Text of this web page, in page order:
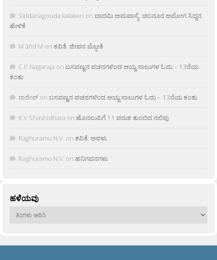
Siddanagouda kalakeri on ಬಾದಮಿ ಅಮವಾಸ್ಯೆ: ಚಬನೂರ ಅಮೋಗ ಸಿದ್ದನ
ಹೇಳಿಕೆ
M âñd M on ಕವಿತೆ: ಜೀವನ ಜ್ಯೋತಿ
C.P.Nagaraja on ಬಸವಣ್ಣನ ವಚನಗಳಿಂದ ಆಯ್ದ ಸಾಲುಗಳ ಓದು – 13ನೆಯ
ಕಂತು
ರಾಜೀವ್ on ಬಸವಣ್ಣನ ವಚನಗಳಿಂದ ಆಯ್ದ ಸಾಲುಗಳ ಓದು – 13ನೆಯ ಕಂತು
K.V Shashidhara on ಹೊನಲುವಿಗೆ 11 ವರುಶ ತುಂಬಿದ ನಲಿವು
Raghuramu N.V. on ಕವಿತೆ: ಅವಳು
Raghuramu N.V. on ಹನಿಗವನಗಳು
ಹಳೆಯವು
ಹಳೆಯವು